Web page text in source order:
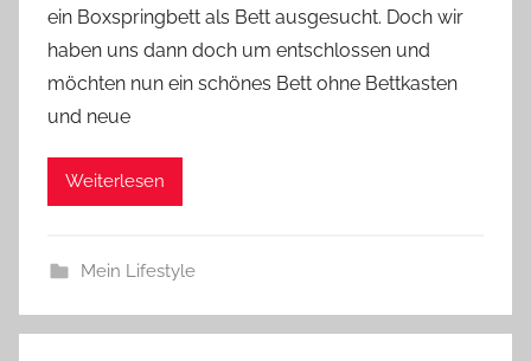
ein Boxspringbett als Bett ausgesucht. Doch wir
haben uns dann doch um entschlossen und
möchten nun ein schönes Bett ohne Bettkasten
und neue
Weiterlesen
Mein Lifestyle